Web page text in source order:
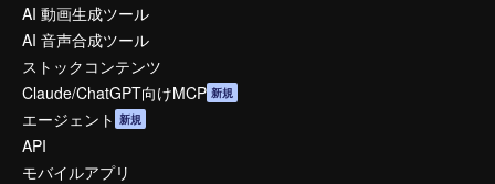
AI 動画生成ツール
AI 音声合成ツール
ストックコンテンツ
Claude/ChatGPT向けMCP 新規
エージェント 新規
API
モバイルアプリ